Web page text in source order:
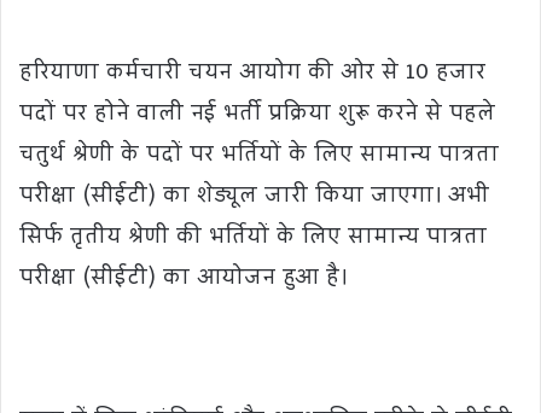
हरियाणा कर्मचारी चयन आयोग की ओर से 10 हजार
पदों पर होने वाली नई भर्ती प्रक्रिया शुरू करने से पहले
चतुर्थ श्रेणी के पदों पर भर्तियों के लिए सामान्य पात्रता
परीक्षा (सीईटी) का शेड्यूल जारी किया जाएगा। अभी
सिर्फ तृतीय श्रेणी की भर्तियों के लिए सामान्य पात्रता
परीक्षा (सीईटी) का आयोजन हुआ है।